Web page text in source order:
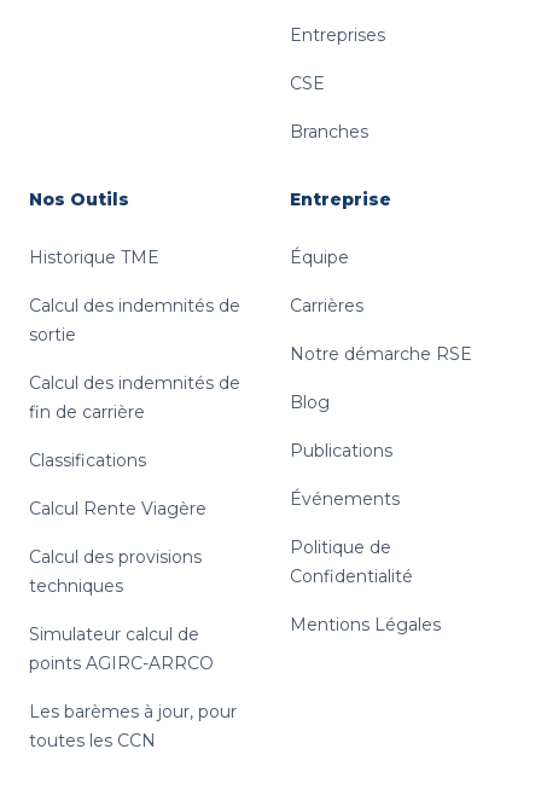
Entreprises
CSE
Branches
Nos Outils
Historique TME
Calcul des indemnités de
sortie
Calcul des indemnités de
fin de carrière
Classifications
Calcul Rente Viagère
Calcul des provisions
techniques
Simulateur calcul de
points AGIRC-ARRCO
Les barèmes à jour, pour
toutes les CCN
Entreprise
Équipe
Carrières
Notre démarche RSE
Blog
Publications
Événements
Politique de
Confidentialité
Mentions Légales